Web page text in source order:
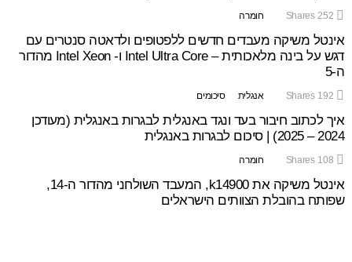
252
Shares חומרה
אינטל משיקה מעבדים חדשים ללפטופים ולדאטה סנטרים עם
דגש על בינה מלאכותית – Intel Ultra Core ו- Intel Xeon מהדור
ה-5
192
Shares אנגלית סיכומים
איך לכתוב חיבור בעד ונגד באנגלית לבגרות באנגלית (מעודכן
2024 – 2025) | סיכום לבגרות באנגלית
108
Shares חומרה
אינטל משיקה את k14900, המעבד השולחני מהדור ה-14,
שפותח בהובלת הצוותים הישראלים